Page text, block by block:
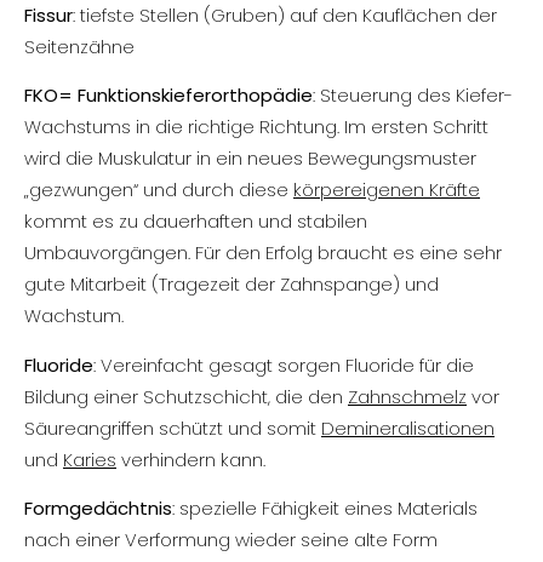
Fissur: tiefste Stellen (Gruben) auf den Kauflächen der
Seitenzähne
FKO= Funktionskieferorthopädie: Steuerung des Kiefer-
Wachstums in die richtige Richtung. Im ersten Schritt
wird die Muskulatur in ein neues Bewegungsmuster
„gezwungen“ und durch diese körpereigenen Kräfte
kommt es zu dauerhaften und stabilen
Umbauvorgängen. Für den Erfolg braucht es eine sehr
gute Mitarbeit (Tragezeit der Zahnspange) und
Wachstum.
Fluoride: Vereinfacht gesagt sorgen Fluoride für die
Bildung einer Schutzschicht, die den Zahnschmelz vor
Säureangriffen schützt und somit Demineralisationen
und Karies verhindern kann.
Formgedächtnis: spezielle Fähigkeit eines Materials
nach einer Verformung wieder seine alte Form